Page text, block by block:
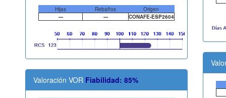
Hijas Rebaños
Origen
---
--- CONAFE-ESP2604
Valoración VOR Fiabilidad: 85%